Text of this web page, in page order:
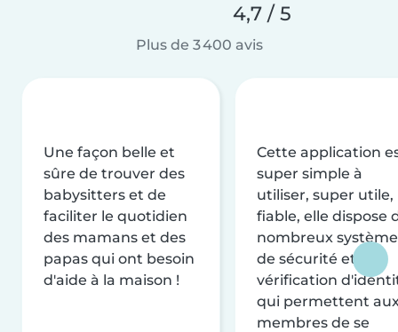
4,7 / 5
Plus de 3 400 avis
Une façon belle et
sûre de trouver des
babysitters et de
faciliter le quotidien
des mamans et des
papas qui ont besoin
d'aide à la maison !
Cette application
super simple à
utiliser, super utile,
fiable, elle dispose
nombreux
de sécurité et de
vérification
qui permettent
membres de se